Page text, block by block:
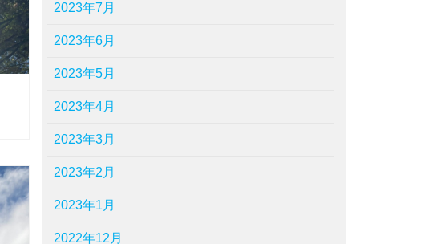
2023年7月
2023年6月
2023年5月
2023年4月
2023年3月
2023年2月
2023年1月
2022年12月